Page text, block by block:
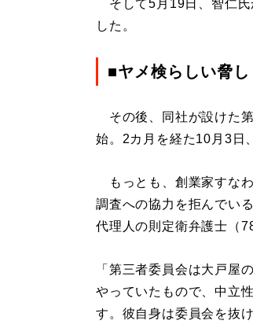
そして5月19日、智仁氏
した。
■ヤメ検らしい脅し
その後、同社が設けた
始。2カ月を経た10月3日
もっとも、創業家すな
調査への協力を拒んでい
代理人の則定衛弁護士（
「第三者委員会は大戸屋
やっていたもので、中立
す。彼自身は委員会を抜